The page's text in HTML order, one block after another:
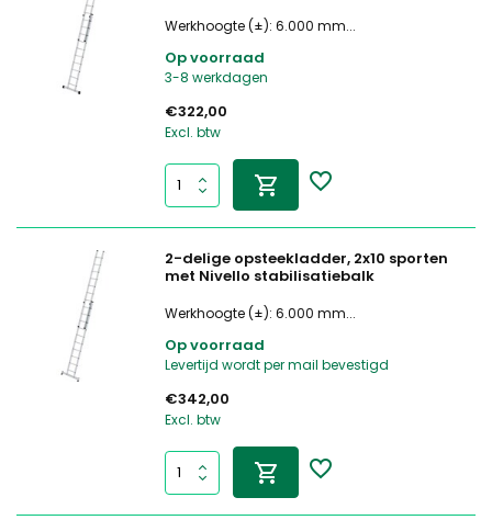
Werkhoogte (±): 6.000 mm...
Op voorraad
3-8 werkdagen
€322,00
Excl. btw
2-delige opsteekladder, 2x10 sporten
met Nivello stabilisatiebalk
Werkhoogte (±): 6.000 mm...
Op voorraad
Levertijd wordt per mail bevestigd
€342,00
Excl. btw